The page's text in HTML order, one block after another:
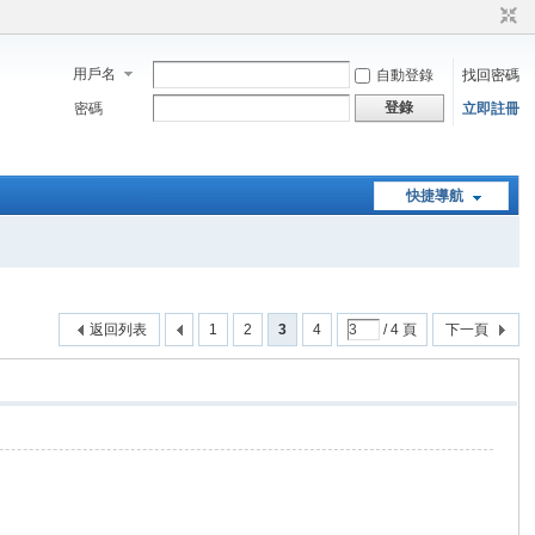
用戶名 自動登錄
找回密碼
密碼
登錄 立即註冊
快捷導航
1 2 3 4 / 4 頁 下一頁
返回列表